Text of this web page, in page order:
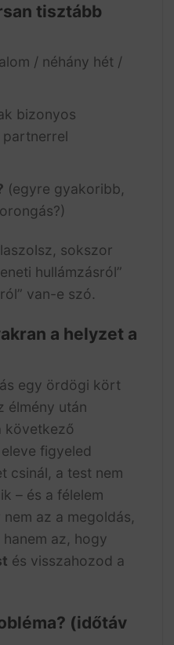
tisztább
/ néhány hét /
bizonyos
(egyre gyakoribb,
sokszor
hullámzásról”
van-e szó.
a helyzet a
egy ördögi kört
élmény után
következő
figyeled
csinál, a test nem
– és a félelem
az a megoldás,
az, hogy
és visszahozod a
(időtáv